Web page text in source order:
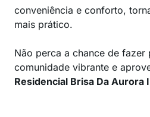
conveniência e conforto,
mais prático.
Não perca a chance de fazer
comunidade vibrante e
Residencial Brisa Da Aurora